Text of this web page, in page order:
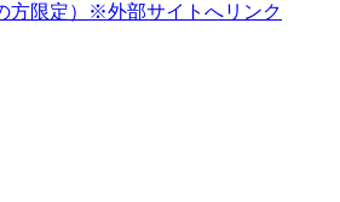
方限定）
※外部サイトへリンク